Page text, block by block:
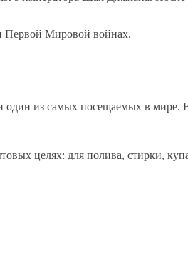
Первой Мировой войнах.
из самых посещаемых в мире.
целях: для полива, стирки,